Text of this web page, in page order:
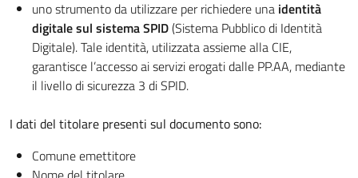
uno strumento da utilizzare per richiedere una identità
digitale sul sistema SPID(Sistema Pubblico di Identità
Digitale). Tale identità, utilizzata assieme alla CIE,
garantisce l’accesso ai servizi erogati dalle PP.AA, mediante
il livello di sicurezza 3 di SPID.
I dati del titolare presenti sul documento sono:
Comune emettitore